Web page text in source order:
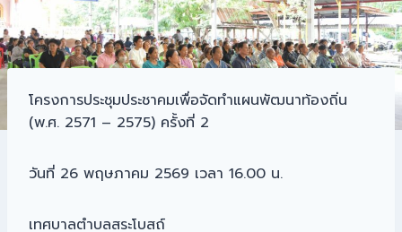
โครงการประชุมประชาคมเพื่อจัดทำแผนพัฒนาท้องถิ่น
(พ.ศ. 2571 – 2575) ครั้งที่ 2
วันที่ 26 พฤษภาคม 2569 เวลา 16.00 น.
เทศบาลตำบลสระโบสถ์